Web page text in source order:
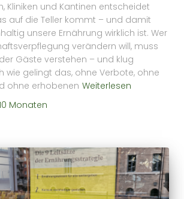
Kliniken und Kantinen entscheidet
auf die Teller kommt – und damit
unsere Ernährung wirklich ist. Wer
verändern will, muss
Gäste verstehen – und klug
wie gelingt das, ohne Verbote, ohne
ohne erhobenen Weiterlesen
Monaten